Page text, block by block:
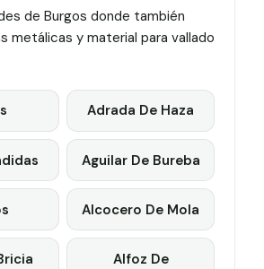
de Burgos donde también
metálicas y material para vallado
Adrada De Haza
Aguilar De Bureba
Alcocero De Mola
Alfoz De